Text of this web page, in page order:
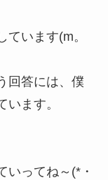
います(m。
回答には、僕
います。
いってね～(*・